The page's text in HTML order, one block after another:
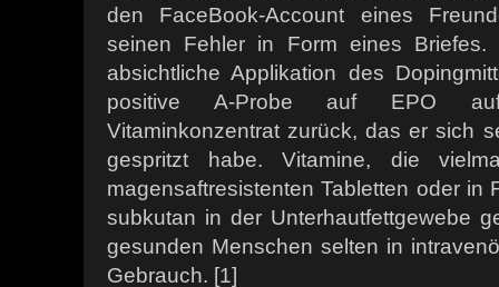
den FaceBook-Account eines
seinen Fehler in Form eines Briefes.
absichtliche Applikation des
positive A-Probe auf EPO
Vitaminkonzentrat zurück, das er sich
gespritzt habe. Vitamine, die
magensaftresistenten Tabletten oder in
subkutan in der Unterhautfettgewebe
gesunden Menschen selten in
Gebrauch. [1]